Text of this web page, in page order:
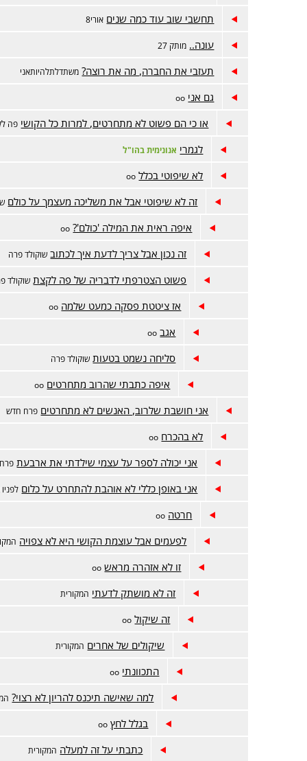
תחשבי שוב עוד כמה שנים אורי8
עונה.. מותק 27
תעזבי את החברה, מה את רוצה? משתדלתלהיותאני
גם אני oo
או כי הם פשוט לא מתחרטים, למרות כל הקושי פה
לגמרי אנונימית בהו"ל
לא שיפוטי בכלל oo
זה לא שיפוטי אבל את משליכה מעצמך על כולם
איפה ראית את המילה 'כולם'? oo
זה נכון אבל צריך לדעת איך לכתוב שוקולד פרה
פשוט הצטרפתי לדבריה של פה לקצת שוקולד
אז ציטטת פסקה כמעט שלמה oo
אגב oo
סליחה נשמט בטעות שוקולד פרה
איפה כתבתי שהרוב מתחרטים oo
אני חושבת שלרוב, האנשים לא מתחרטים פרח חדש
לא בהכרח oo
אני יכולה לספר על עצמי שילדתי את ארבעת
אני באופן כללי לא אוהבת להתחרט על כלום
חרטה oo
לפעמים אבל עוצמת הקושי היא לא צפויה
זו לא אזהרה מראש oo
זה לא מושתק לדעתי המקורית
זה שיקול oo
שיקולים של אחרים המקורית
התכוונתי oo
למה שאישה תיכנס להריון לא רצוי?
בגלל לחץ oo
כתבתי על זה למעלה המקורית